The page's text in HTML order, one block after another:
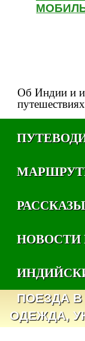
Об Индии и
РАССКАЗЫ
НОВОСТИ
ПОЕЗДА
ОДЕЖДА,